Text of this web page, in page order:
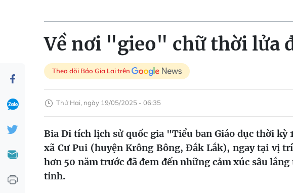
Về nơi "gieo" chữ thời lửa
Theo dõi Báo Gia Lai trên
Thứ Hai, ngày 19/05/2025 - 06:35
Bia Di tích lịch sử quốc gia "Tiểu ban Giáo dục thời
xã Cư Pui (huyện Krông Bông, Đắk Lắk), ngay tại vị
hơn 50 năm trước đã đem đến những cảm xúc sâu
tỉnh.